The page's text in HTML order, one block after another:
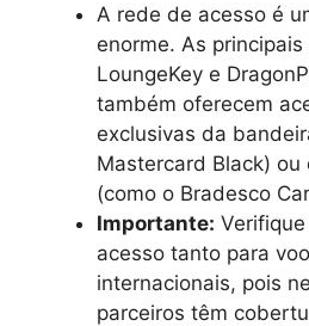
A rede de acesso é
enorme. As
LoungeKey e
também oferecem
exclusivas da
Mastercard Black)
(como o Bradesco
Importante:
acesso tanto para
internacionais, pois
parceiros têm